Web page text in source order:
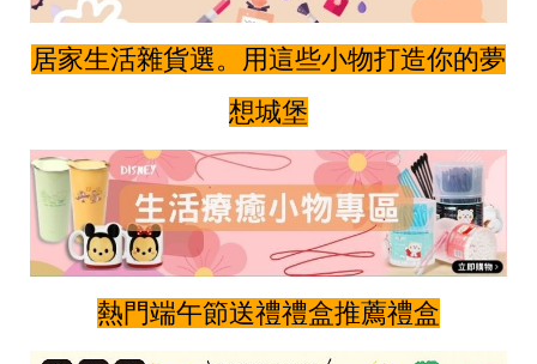
居家生活雜貨選。用這些小物打造你的夢
想城堡
熱門端午節送禮禮盒推薦禮盒